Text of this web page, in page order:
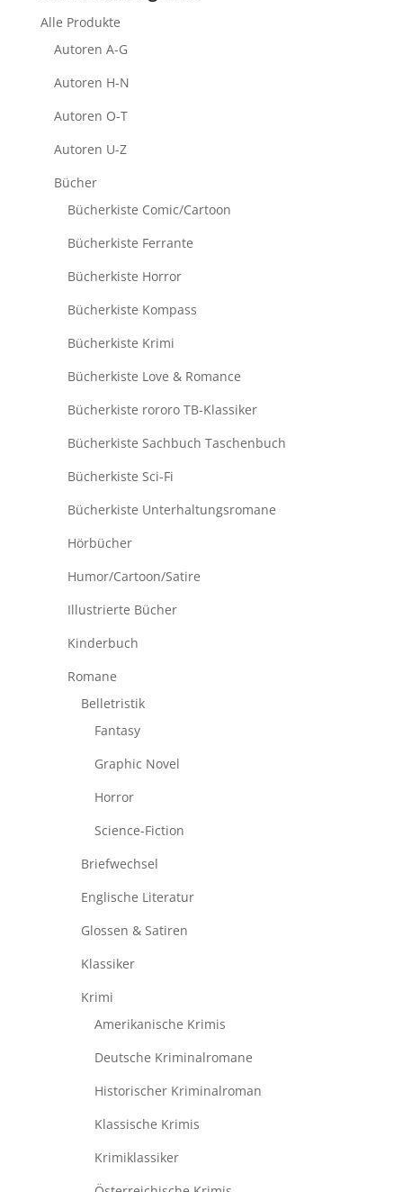
Alle Produkte
Autoren A-G
Autoren H-N
Autoren O-T
Autoren U-Z
Bücher
Bücherkiste Comic/Cartoon
Bücherkiste Ferrante
Bücherkiste Horror
Bücherkiste Kompass
Bücherkiste Krimi
Bücherkiste Love & Romance
Bücherkiste rororo TB-Klassiker
Bücherkiste Sachbuch Taschenbuch
Bücherkiste Sci-Fi
Bücherkiste Unterhaltungsromane
Hörbücher
Humor/Cartoon/Satire
Illustrierte Bücher
Kinderbuch
Romane
Belletristik
Fantasy
Graphic Novel
Horror
Science-Fiction
Briefwechsel
Englische Literatur
Glossen & Satiren
Klassiker
Krimi
Amerikanische Krimis
Deutsche Kriminalromane
Historischer Kriminalroman
Klassische Krimis
Krimiklassiker